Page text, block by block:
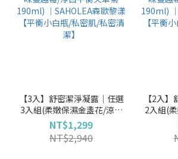
【3入】舒密潔淨凝露│任選
3入組(柔嫩保濕金盞花/涼感
淨味蔓越莓/淨白平衡矢車菊
190ml) │SAHOLEA森歐黎
漾【平衡小白瓶/私密肌/私密
NT$1,299
NT$2,940
【2入
2入組(
淨味蔓
190ml)
漾【平